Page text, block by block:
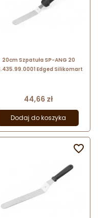
20cm Szpatuła SP-ANG 20
Edged Silikomart
Cena
44,66 zł
Dodaj do koszyka
